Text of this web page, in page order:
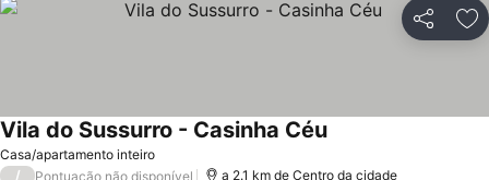
Partilhar
Casa/apartamento inteiro
Vila do Sussurro - Casinha Céu
/ Pontuação não disponível a 2.1 km de Centro da cidade